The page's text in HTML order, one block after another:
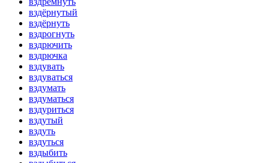
вздёрнутый
вздёрнуть
вздрогнуть
вздрючить
вздрючка
вздувать
вздуваться
вздумать
вздуматься
вздуриться
вздутый
вздуть
вздуться
вздыбить